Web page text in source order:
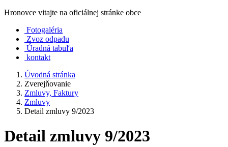
Hronovce vitajte na oficiálnej stránke obce
Fotogaléria
Zvoz odpadu
Úradná tabuľa
kontakt
Úvodná stránka
Zverejňovanie
Zmluvy, Faktury
Zmluvy
Detail zmluvy 9/2023
Detail zmluvy 9/2023